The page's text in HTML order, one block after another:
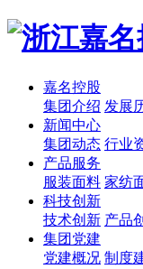
嘉名控股
集团介绍 发展
新闻中心
集团动态 行业
产品服务
服装面料 家纺
科技创新
技术创新 产品
集团党建
党建概况 制度